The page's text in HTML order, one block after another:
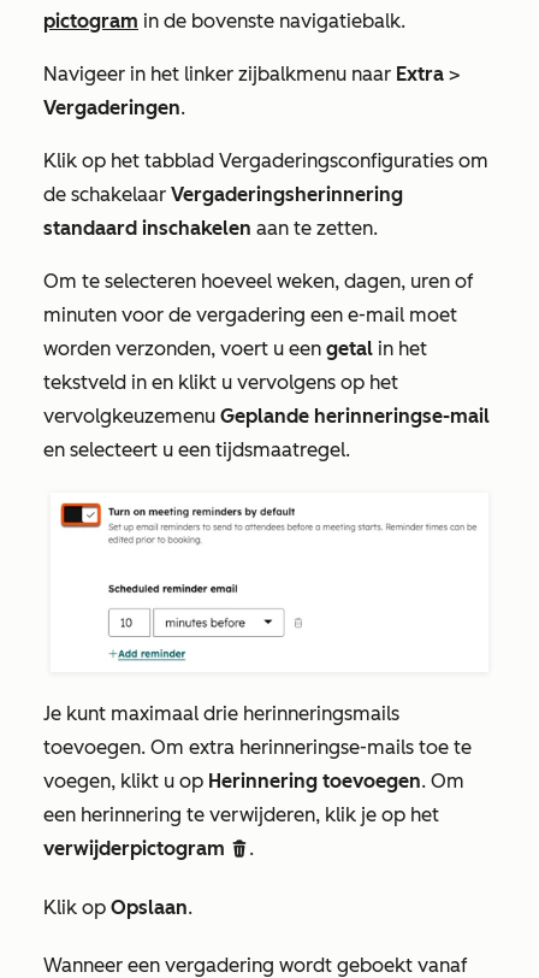
pictogram in de bovenste navigatiebalk.
Navigeer in het linker zijbalkmenu naar Extra >
Vergaderingen.
Klik op het tabblad Vergaderingsconfiguraties om
de schakelaar Vergaderingsherinnering
standaard inschakelen aan te zetten.
Om te selecteren hoeveel weken, dagen, uren of
minuten voor de vergadering een e-mail moet
worden verzonden, voert u een getal in het
tekstveld in en klikt u vervolgens op het
vervolgkeuzemenu Geplande herinneringse-mail
en selecteert u een tijdsmaatregel.
Je kunt maximaal drie herinneringsmails
toevoegen. Om extra herinneringse-mails toe te
voegen, klikt u op Herinnering toevoegen. Om
een herinnering te verwijderen, klik je op het
verwijderpictogram delete.
Klik op Opslaan.
Wanneer een vergadering wordt geboekt vanaf